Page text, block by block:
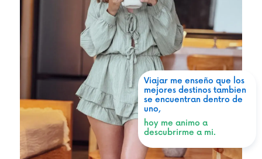
Viajar me enseño que los
mejores destinos tambien
se encuentran dentro de
uno,
hoy me animo a
descubrirme a mi.